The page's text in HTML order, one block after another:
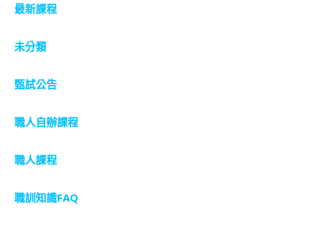
最新課程
未分類
甄試公告
職人自辦課程
職人課程
職訓知識FAQ